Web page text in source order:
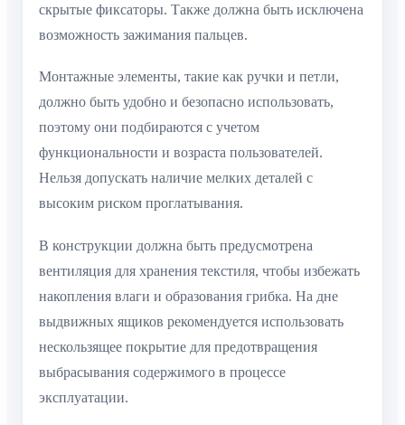
скрытые фиксаторы. Также должна быть исключена
возможность зажимания пальцев.
Монтажные элементы, такие как ручки и петли,
должно быть удобно и безопасно использовать,
поэтому они подбираются с учетом
функциональности и возраста пользователей.
Нельзя допускать наличие мелких деталей с
высоким риском проглатывания.
В конструкции должна быть предусмотрена
вентиляция для хранения текстиля, чтобы избежать
накопления влаги и образования грибка. На дне
выдвижных ящиков рекомендуется использовать
нескользящее покрытие для предотвращения
выбрасывания содержимого в процессе
эксплуатации.